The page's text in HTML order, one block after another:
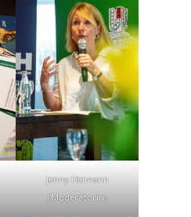
Jenny Heimann
(Moderatorin)